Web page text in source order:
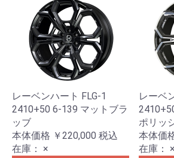
レーベンハート FLG-1
2410+50 6-139 マットブラ
ッブ
本体価格 ￥220,000 税込
在庫： ×
レーベ
ポリッ
本体価
在庫： ×